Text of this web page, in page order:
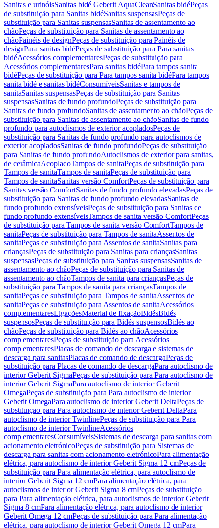
Sanitas e urinóisSanitas bidé Geberit AquaCleanSanitas bidéPeças
de substituição para Sanitas bidéSanitas suspensasPeças de
substituição para Sanitas suspensasSanitas de assentamento ao
chãoPeças de substituição para Sanitas de assentamento ao
chãoPainéis de designPeças de substituição para Painéis de
designPara sanitas bidéPeças de substituição para Para sanitas
bidéAcessórios complementaresPeças de substituição para
Acessórios complementaresPara sanitas bidéPara tampos sanita
bidéPeças de substituição para Para tampos sanita bidéPara tampos
sanita bidé e sanitas bidéConsumíveisSanitas e tampos de
sanitaSanitas suspensasPeças de substituição para Sanitas
suspensasSanitas de fundo profundoPeças de substituição para
Sanitas de fundo profundoSanitas de assentamento ao chãoPeças de
substituição para Sanitas de assentamento ao chãoSanitas de fundo
profundo para autoclismos de exterior acopladosPeças de
substituição para Sanitas de fundo profundo para autoclismos de
exterior acopladosSanitas de fundo profundoPeças de substituição
para Sanitas de fundo profundoAutoclismos de exterior para sanitas,
de cerâmicaAcopladoTampos de sanitaPeças de substituição para
Tampos de sanitaTampos de sanitaPeças de substituição para
Tampos de sanitaSanitas versão ComfortPeças de substituição para
Sanitas versão ComfortSanitas de fundo profundo elevadasPeças de
substituição para Sanitas de fundo profundo elevadasSanitas de
fundo profundo extensíveisPeças de substituição para Sanitas de
fundo profundo extensíveisTampos de sanita versão ComfortPeças
de substituição para Tampos de sanita versão ComfortTampos de
sanitaPeças de substituição para Tampos de sanitaAssentos de
sanitaPeças de substituição para Assentos de sanitaSanitas para
criançasPeças de substituição para Sanitas para criançasSanitas
suspensasPeças de substituição para Sanitas suspensasSanitas de
assentamento ao chãoPeças de substituição para Sanitas de
assentamento ao chãoTampos de sanita para criançasPeças de
substituição para Tampos de sanita para criançasTampos de
sanitaPeças de substituição para Tampos de sanitaAssentos de
sanitaPeças de substituição para Assentos de sanitaAcessórios
complementaresLigaçõesMaterial de fixaçãoBidésBidés
suspensosPeças de substituição para Bidés suspensosBidés ao
chãoPeças de substituição para Bidés ao chãoAcessórios
complementaresPeças de substituição para Acessórios
complementaresPlacas de comando de descarga e sistemas de
descarga para sanitasPlacas de comando de descargaPeças de
substituição para Placas de comando de descargaPara autoclismo de
interior Geberit SigmaPeças de substituição para Para autoclismo de
interior Geberit SigmaPara autoclismo de interior Geberit
OmegaPeças de substituição para Para autoclismo de interior
Geberit OmegaPara autoclismo de interior Geberit DeltaPeças de
substituição para Para autoclismo de interior Geberit DeltaPara
autoclismo de interior TwinlinePeças de substituição para Para
autoclismo de interior TwinlineAcessórios
complementaresConsumíveisSistemas de descarga para sanitas com
acionamento eletrónicoPeças de substituição para Sistemas de
descarga para sanitas com acionamento eletrónicoPara alimentação
elétrica, para autoclismo de interior Geberit Sigma 12 cmPeças de
substituição para Para alimentação elétrica, para autoclismo de
interior Geberit Sigma 12 cmPara alimentação elétrica, para
autoclismos de interior Geberit Sigma 8 cmPeças de substituição
para Para alimentação elétrica, para autoclismos de interior Geberit
Sigma 8 cmPara alimentação elétrica, para autoclismo de interior
Geberit Omega 12 cmPeças de substituição para Para alimentação
elétrica, para autoclismo de interior Geberit Omega 12 cmPara